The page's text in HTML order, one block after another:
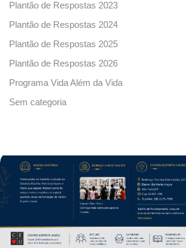
Plantão de Respostas 2023
Plantão de Respostas 2024
Plantão de Respostas 2025
Plantão de Respostas 2026
Programa Vida Além da Vida
Sem categoria